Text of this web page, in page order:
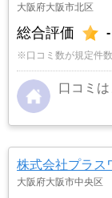
大阪府大阪市北区
総合評価 -
※口コミ数が規定件
口コミ
株式会社プラス
大阪府大阪市中央区